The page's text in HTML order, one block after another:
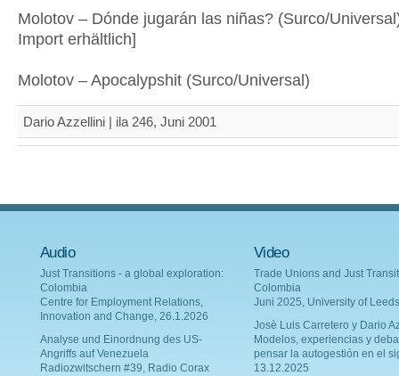
Molotov – Dónde jugarán las niñas? (Surco/
Import erhältlich]
Molotov – Apocalypshit (Surco/Universal)
Dario Azzellini | ila 246, Juni 2001
Audio
Just Transitions - a global exploration:
Colombia
Centre for Employment Relations,
Innovation and Change, 26.1.2026
Analyse und Einordnung des US-
Angriffs auf Venezuela
Radiozwitschern #39, Radio Corax
Video
Trade Unions and Just
Colombia
Juni 2025, University of Leeds
Josè Luis Carretero y Dario
Modelos, experiencias y
pensar la autogestión en el
13.12.2025